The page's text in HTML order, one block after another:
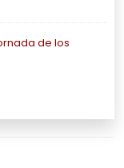
de los